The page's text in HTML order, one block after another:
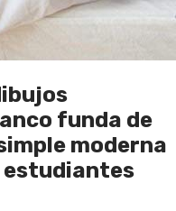
funda de
moderna
estudiantes